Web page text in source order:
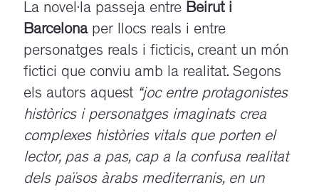
La novel·la passeja entre Beirut i
Barcelonaper llocs reals i entre
personatges reals i ficticis, creant un món
fictici que conviu amb la realitat. Segons
els autors aquest “joc entre protagonistes
històrics i personatges imaginats crea
complexes històries vitals que porten el
lector, pas a pas, cap a la confusa realitat
dels països àrabs mediterranis, en un